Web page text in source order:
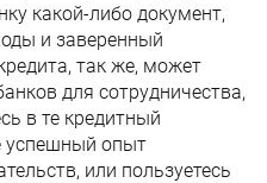
какой-либо документ,
и заверенный
так же, может
для сотрудничества,
в те кредитный
успешный опыт
или пользуетесь